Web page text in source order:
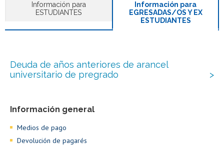
Información para
ESTUDIANTES
Información para
EGRESADAS/OS Y EX
ESTUDIANTES
Deuda de años anteriores de arancel
universitario de pregrado
Información general
Medios de pago
Devolución de pagarés